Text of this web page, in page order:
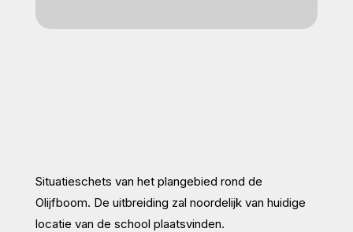
Situatieschets van het plangebied rond de
Olijfboom. De uitbreiding zal noordelijk van huidige
locatie van de school plaatsvinden.